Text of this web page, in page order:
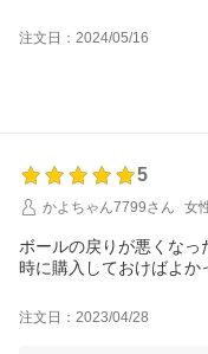
注文日：2024/05/16
5
かよちゃん7799さん
女
ボールの戻りが悪くなっ
時に購入しておけばよか
注文日：2023/04/28